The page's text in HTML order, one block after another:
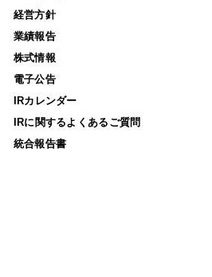
経営方針
業績報告
株式情報
電子公告
IRカレンダー
IRに関するよくあるご質問
統合報告書